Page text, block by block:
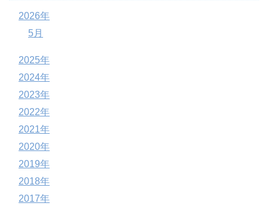
2026年
5月
2025年
2024年
2023年
2022年
2021年
2020年
2019年
2018年
2017年